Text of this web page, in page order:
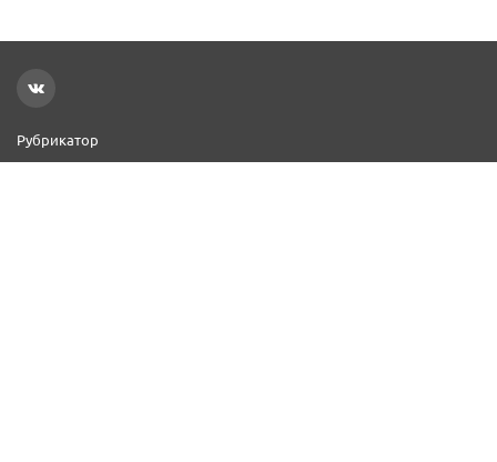
Рубрикатор